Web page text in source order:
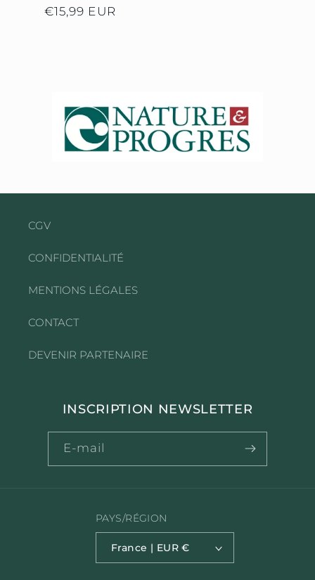
Prix
€15,99 EUR
CGV
CONFIDENTIALITÉ
MENTIONS LÉGALES
CONTACT
DEVENIR PARTENAIRE
INSCRIPTION NEWSLETTER
E-mail
PAYS/RÉGION
France | EUR €